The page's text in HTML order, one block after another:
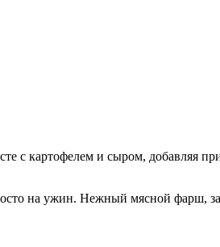
с картофелем и сыром, добавляя
на ужин. Нежный мясной фарш,